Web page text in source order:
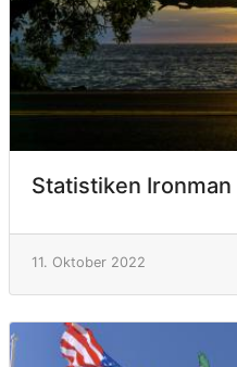
Statistiken
11. Oktober 2022